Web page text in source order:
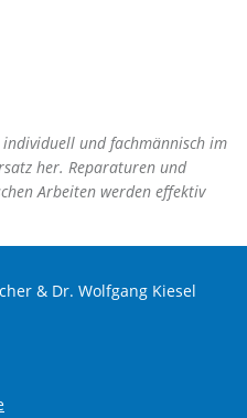
und fachmännisch im
her. Reparaturen und
Arbeiten werden effektiv
& Dr. Wolfgang Kiesel